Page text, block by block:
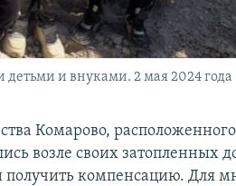
детьми и внуками. 2 мая 2024 года
Комарово,
возле своих затопленных
получить компенсацию. Для